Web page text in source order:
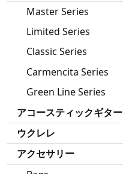
Master Series
Limited Series
Classic Series
Carmencita Series
Green Line Series
アコースティックギター
ウクレレ
アクセサリー